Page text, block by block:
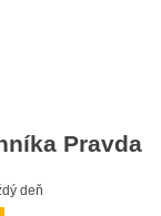
Pravda
deň